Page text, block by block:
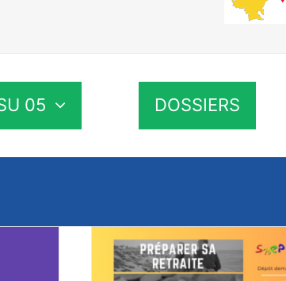
05 DOSSIERS